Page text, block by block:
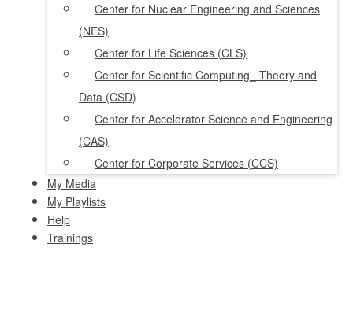
Center for Nuclear Engineering and Sciences
(NES)
Center for Life Sciences (CLS)
Center for Scientific Computing_ Theory and
Data (CSD)
Center for Accelerator Science and Engineering
(CAS)
Center for Corporate Services (CCS)
My Media
My Playlists
Help
Trainings